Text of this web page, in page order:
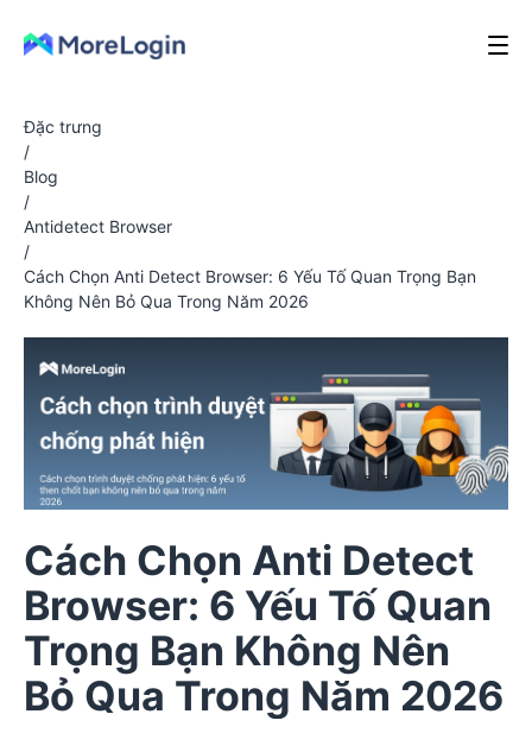
Đặc trưng
/
Blog
/
Antidetect Browser
/
Cách Chọn Anti Detect Browser: 6 Yếu Tố Quan Trọng Bạn
Không Nên Bỏ Qua Trong Năm 2026
Cách Chọn Anti Detect
Browser: 6 Yếu Tố Quan
Trọng Bạn Không Nên
Bỏ Qua Trong Năm 2026